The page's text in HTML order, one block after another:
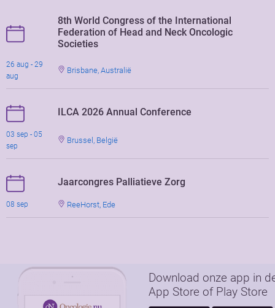
8th World Congress of the International
Federation of Head and Neck Oncologic
Societies
26 aug - 29
aug
Brisbane, Australië
ILCA 2026 Annual Conference
03 sep - 05
sep
Brussel, België
Jaarcongres Palliatieve Zorg
08 sep ReeHorst, Ede
Download onze app in
App Store of Play Store